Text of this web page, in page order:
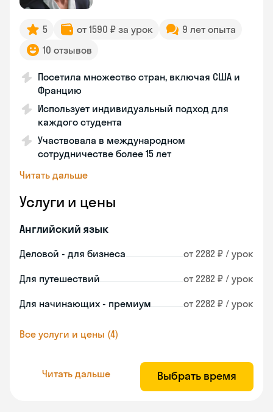
5 от 1590 ₽ за урок
9 лет опыта
10 отзывов
Посетила множество стран, включая США и
Францию
Использует индивидуальный подход для
каждого студента
Участвовала в международном
сотрудничестве более 15 лет
Читать дальше
Услуги и цены
Английский язык
Деловой - для бизнеса от 2282 ₽ / урок
Для путешествий от 2282 ₽ / урок
Для начинающих - премиум от 2282 ₽ / урок
Все услуги и цены (4)
Читать дальше Выбрать время